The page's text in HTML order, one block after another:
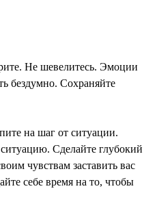
Не шевелитесь. Эмоции
бездумно. Сохраняйте
на шаг от ситуации.
Сделайте глубокий
чувствам заставить вас
себе время на то, чтобы